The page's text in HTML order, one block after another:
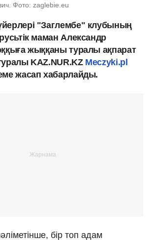
Фото: zaglebie.eu
"Заглембе" клубының
маман Александр
жыққаны туралы ақпарат
KAZ.NUR.KZ Meczyki.pl
жасап хабарлайды.
бір топ адам